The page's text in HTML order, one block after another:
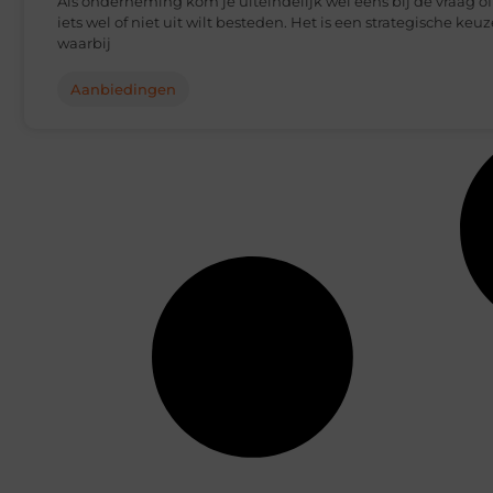
iets wel of niet uit wilt besteden. Het is een strategische
waarbij
Aanbiedingen